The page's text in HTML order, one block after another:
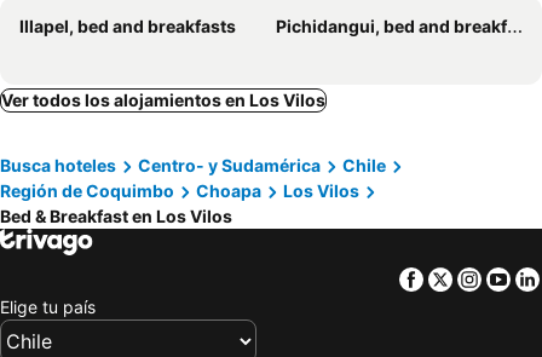
Illapel, bed and breakfasts Pichidangui, bed and breakfasts
Ver todos los alojamientos en Los Vilos
Busca hoteles Centro- y Sudamérica
Chile
Región de Coquimbo
Choapa
Los Vilos
Bed & Breakfast en Los Vilos
Facebook
Twitter
Elige tu país